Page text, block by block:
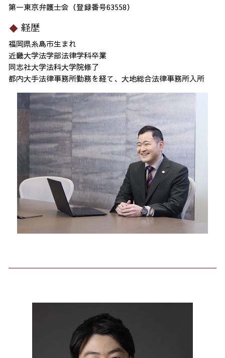
第一東京弁護士会（登録番号63558）
経歴
福岡県糸島市生まれ
近畿大学法学部法律学科卒業
同志社大学法科大学院修了
都内大手法律事務所勤務を経て、大地総合法律事務所入所